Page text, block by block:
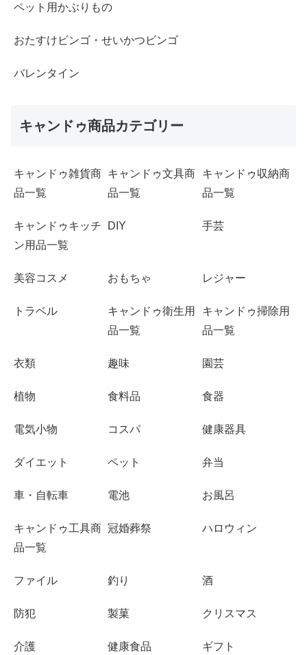
ペット用かぶりもの
おたすけビンゴ・せいかつビンゴ
バレンタイン
キャンドゥ商品カテゴリー
キャンドゥ雑貨商
品一覧
キャンドゥ文具商
品一覧
キャンドゥ収納商
品一覧
キャンドゥキッチ
ン用品一覧
DIY 手芸
美容コスメ おもちゃ レジャー
トラベル
キャンドゥ衛生用
品一覧
キャンドゥ掃除用
品一覧
衣類 趣味 園芸
植物 食料品 食器
電気小物 コスパ 健康器具
ダイエット ペット 弁当
車・自転車 電池 お風呂
キャンドゥ工具商
品一覧
冠婚葬祭 ハロウィン
ファイル 釣り 酒
防犯 製菓 クリスマス
介護 健康食品 ギフト